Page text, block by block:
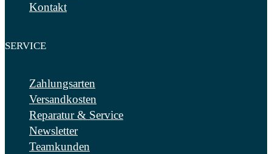
Kontakt
SERVICE
Zahlungsarten
Versandkosten
Reparatur & Service
Newsletter
Teamkunden